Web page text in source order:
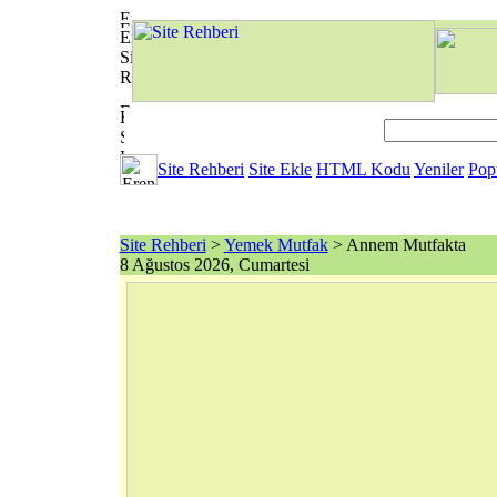
Site Rehberi Site Ekle HTML Kodu Yeniler
Site Rehberi >Yemek Mutfak> Annem Mutfakta
8 Ağustos 2026, Cumartesi